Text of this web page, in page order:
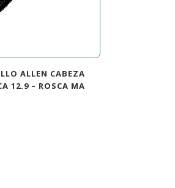
ALLEN CABEZA
12.9 – ROSCA MA